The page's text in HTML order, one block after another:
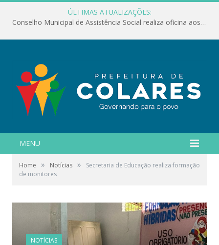
ÚLTIMAS ATUALIZAÇÕES:
Conselho Municipal de Assistência Social realiza oficina aos servidores
MENU
Home » Notícias »
Secretaria de Educação realiza formação
de monitores
NOTÍCIAS